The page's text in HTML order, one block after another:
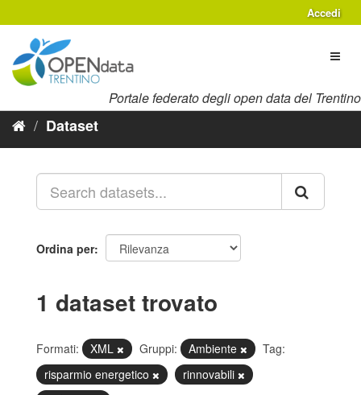
al
contenuto
Accedi
Portale federato degli open data del Trentino
Dataset
Ordina per
1 dataset trovato
Formati: XML Gruppi: Ambiente
Tag:
risparmio energetico
rinnovabili